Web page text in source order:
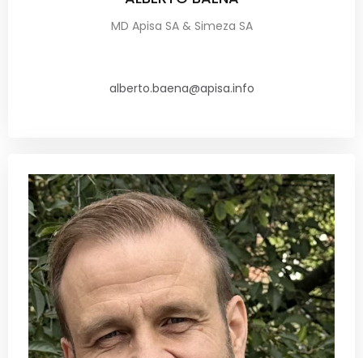
MD Apisa SA & Simeza SA
alberto.baena@apisa.info